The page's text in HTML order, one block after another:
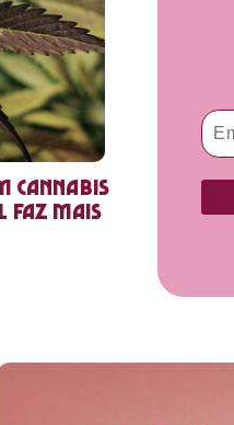
cannabis
faz mais